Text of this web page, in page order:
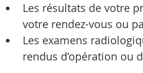
Les résultats de votre
votre rendez-vous ou
Les examens
rendus d’opération ou